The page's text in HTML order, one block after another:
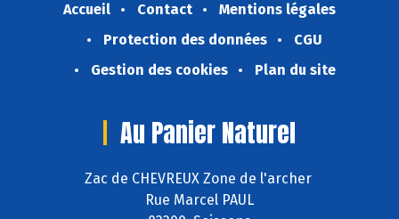
Accueil Contact
Mentions légales
Protection des données
CGU
Gestion des cookies
Plan du site
Au Panier Naturel
Zac de CHEVREUX Zone de l'archer
Rue Marcel PAUL